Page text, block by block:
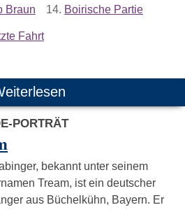
Braun 14. Boirische Partie
Fahrt
PORTRÄT
bekannt unter seinem
Tream, ist ein deutscher
aus Büchelkühn, Bayern. Er